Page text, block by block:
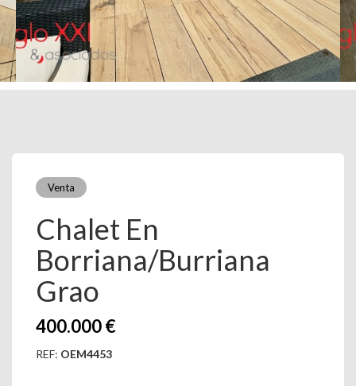
Venta
Chalet En
Borriana/Burriana
Grao
400.000 €
REF: OEM4453